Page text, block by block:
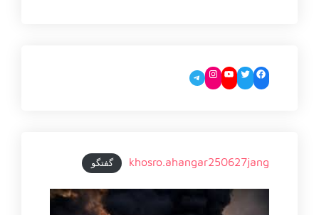
Facebook
Twitter
YouTube
Instagram
Telegram
khosro.ahangar250627jang گفتگو